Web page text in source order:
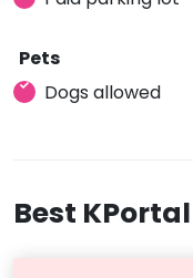
Pets
Dogs allowed
Best